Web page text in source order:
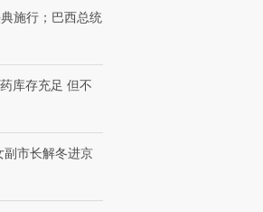
施行；巴西总统
库存充足 但不
副市长解冬进京